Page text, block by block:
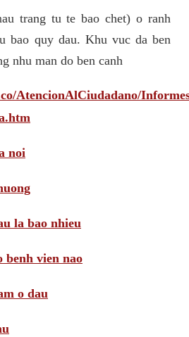
trang tu te bao chet) o ranh
bao quy dau. Khu vuc da ben
nhu man do ben canh
AtencionAlCiudadano/
noi
la bao nhieu
benh vien nao
o dau